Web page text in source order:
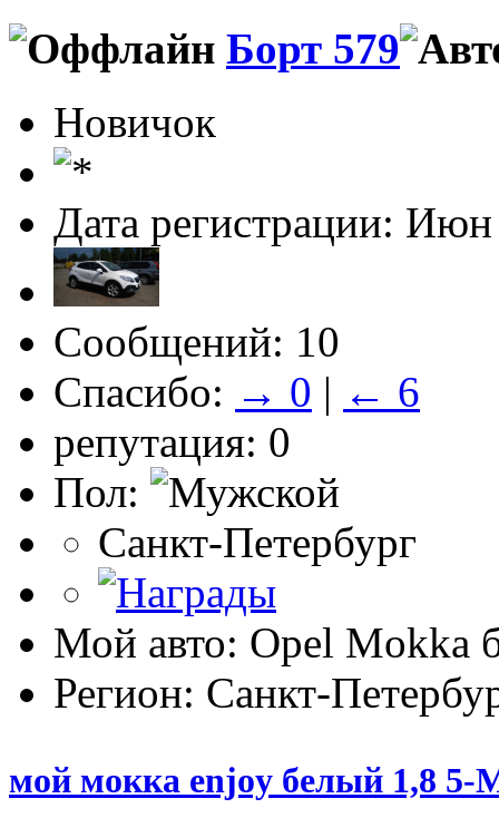
Борт 579
Новичок
Дата регистрации:
Сообщений: 10
Спасибо: → 0 | ← 6
репутация: 0
Пол:
Санкт-Петербург
Мой авто: Opel
Регион: Санкт-
мой мокка enjoy белый 1,8